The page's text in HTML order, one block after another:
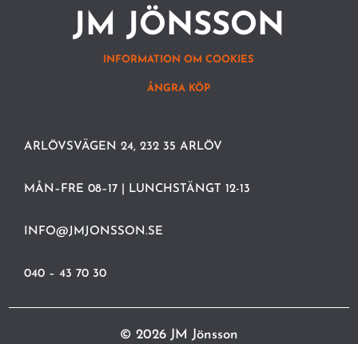
JM JÖNSSON
INFORMATION OM COOKIES
ÅNGRA KÖP
ARLÖVSVÄGEN 24, 232 35 ARLÖV
MÅN–FRE 08–17 | LUNCHSTÄNGT 12-13
INFO@JMJONSSON.SE
040 – 43 70 30
© 2026 JM Jönsson